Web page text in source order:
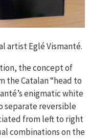
artist Eglé Vismanté.
the concept of
the Catalan “head to
enigmatic white
separate reversible
from left to right
combinations on the